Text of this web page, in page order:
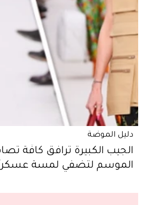
دليل الموضة
الجيب الكبيرة ترافق كافّة
الموسم لتضفي لمسة